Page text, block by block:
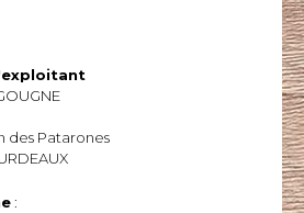
des Patarones
: